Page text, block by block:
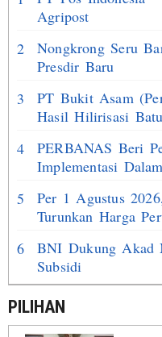
Agripost
2
Nongkrong Seru
Presdir Baru
3
PT Bukit Asam
Hasil Hilirisasi
4
PERBANAS Beri
Implementasi
5
Per 1 Agustus
Turunkan Harga
6
BNI Dukung Akad
Subsidi
PILIHAN